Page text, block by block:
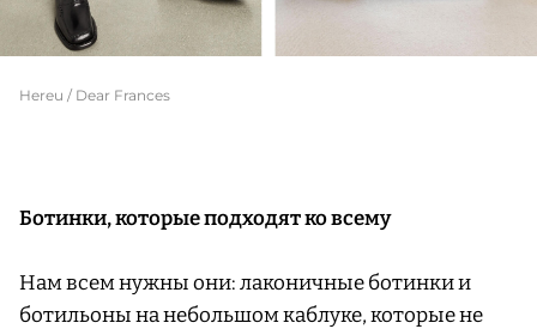
Hereu / Dear Frances
Ботинки, которые подходят ко всему
Нам всем нужны они: лаконичные ботинки и
ботильоны на небольшом каблуке, которые не